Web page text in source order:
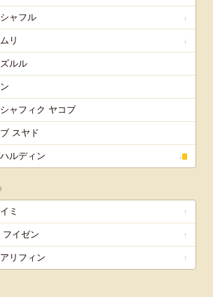
ャフル ↓
リ ↓
ルル
ャフィク ヤコブ
スヤド
ルディン ↓
ミ ↑
フイゼン ↑
リフィン ↑